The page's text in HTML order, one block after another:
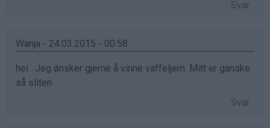
Svar
Wanja - 24.03.2015 - 00:58
hei . Jeg ønsker gjerne å vinne vaffeljern. Mitt er ganske
så sliten
Svar